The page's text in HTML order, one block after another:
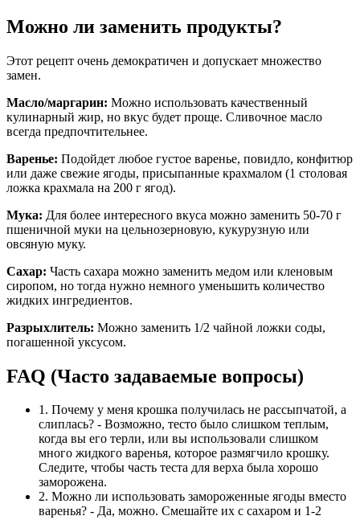
Можно ли заменить продукты?
Этот рецепт очень демократичен и допускает множество
замен.
Масло/маргарин: Можно использовать качественный
кулинарный жир, но вкус будет проще. Сливочное масло
всегда предпочтительнее.
Варенье: Подойдет любое густое варенье, повидло, конфитюр
или даже свежие ягоды, присыпанные крахмалом (1 столовая
ложка крахмала на 200 г ягод).
Мука: Для более интересного вкуса можно заменить 50-70 г
пшеничной муки на цельнозерновую, кукурузную или
овсяную муку.
Сахар: Часть сахара можно заменить медом или кленовым
сиропом, но тогда нужно немного уменьшить количество
жидких ингредиентов.
Разрыхлитель: Можно заменить 1/2 чайной ложки соды,
погашенной уксусом.
FAQ (Часто задаваемые вопросы)
1. Почему у меня крошка получилась не рассыпчатой, а
слиплась? - Возможно, тесто было слишком теплым,
когда вы его терли, или вы использовали слишком
много жидкого варенья, которое размягчило крошку.
Следите, чтобы часть теста для верха была хорошо
заморожена.
2. Можно ли использовать замороженные ягоды вместо
варенья? - Да, можно. Смешайте их с сахаром и 1-2